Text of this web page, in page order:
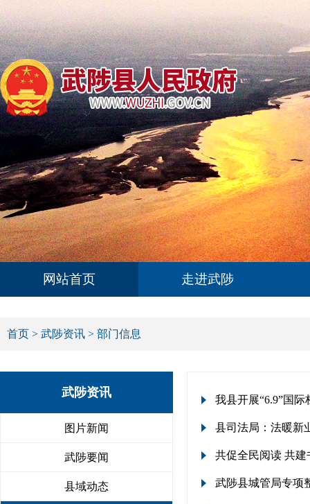
网站首页 走进武陟
首页 > 武陟资讯 > 部门信息
武陟资讯
图片新闻
武陟要闻
县域动态
我县开展“6.9”国
县司法局：法暖新
共促全民阅读 共建
武陟县城管局专项